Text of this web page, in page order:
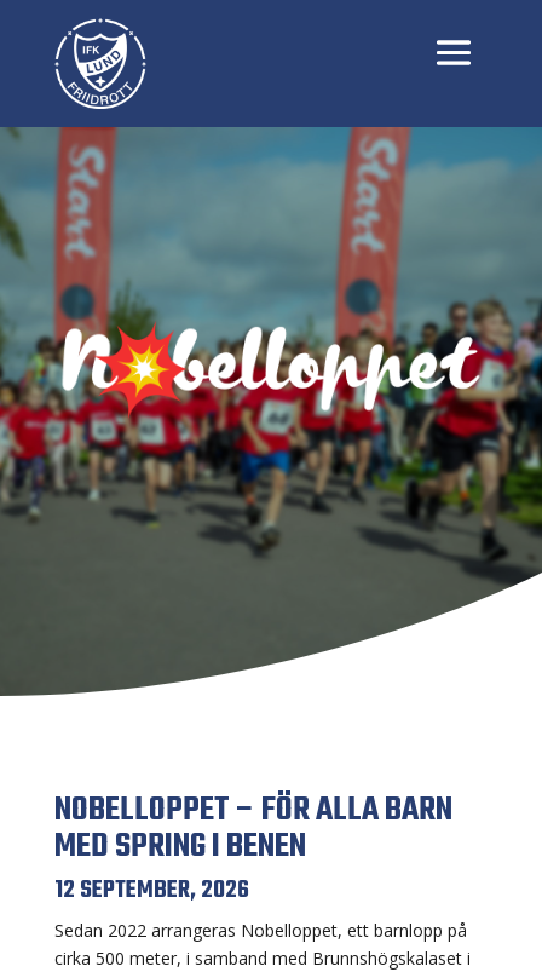
NOBELLOPPET – FÖR ALLA BARN
MED SPRING I BENEN
12 SEPTEMBER, 2026
Sedan 2022 arrangeras Nobelloppet, ett barnlopp på
cirka 500 meter, i samband med Brunnshögskalaset i